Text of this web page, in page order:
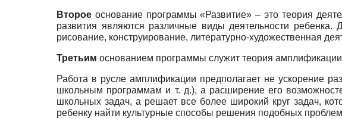
Второе основание программы «Развитие» – это теория
развития являются различные виды деятельности
рисование, конструирование, литературно-художественная
Третьим основанием программы служит теория
Работа в русле амплификации предполагает не ускорение
школьным программам и т. д.), а расширение его
школьных задач, а решает все более широкий круг задач,
ребенку найти культурные способы решения подобных